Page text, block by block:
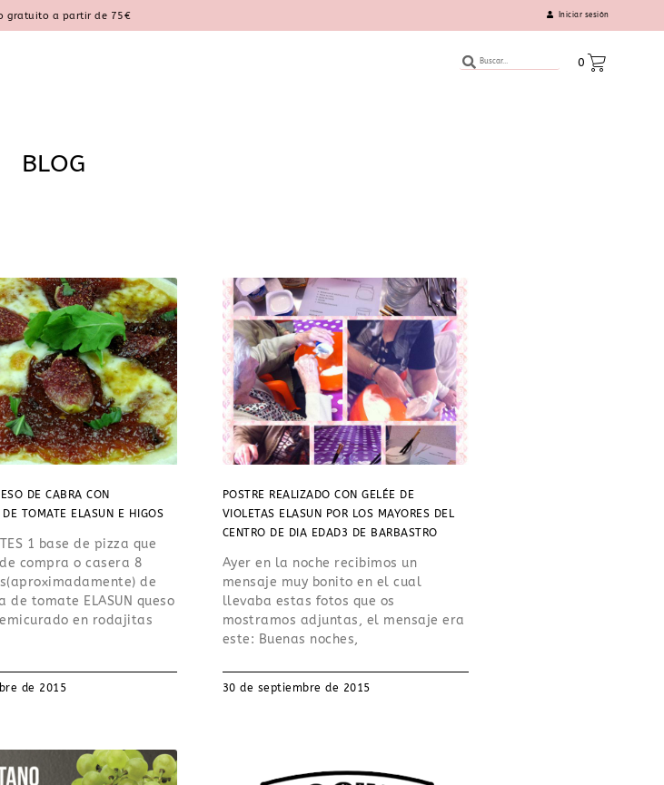
gratuito a partir de 75€ Iniciar sesión
0
BLOG
DE CABRA CON
DE TOMATE ELASUN E HIGOS
1 base de pizza que
compra o casera 8
de
de tomate ELASUN queso
en rodajitas
de 2015
POSTRE REALIZADO CON GELÉE DE
VIOLETAS ELASUN POR LOS MAYORES DEL
CENTRO DE DIA EDAD3 DE BARBASTRO
Ayer en la noche recibimos un
mensaje muy bonito en el cual
llevaba estas fotos que os
mostramos adjuntas, el mensaje era
este: Buenas noches,
30 de septiembre de 2015